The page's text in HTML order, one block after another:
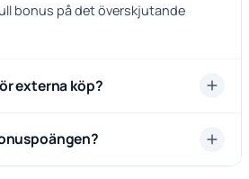
bonus på det överskjutande
externa köp?